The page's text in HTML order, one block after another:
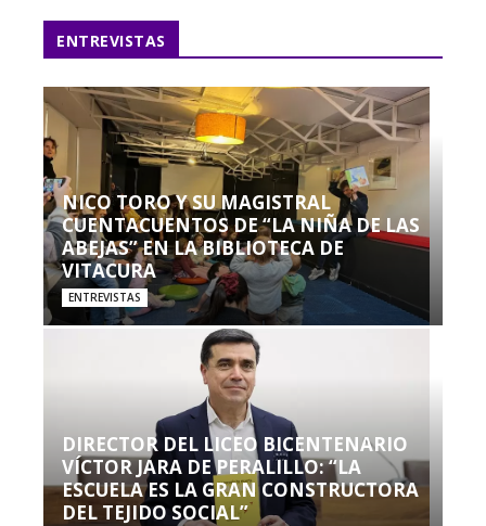
ENTREVISTAS
NICO TORO Y SU MAGISTRAL
CUENTACUENTOS DE “LA NIÑA DE LAS
ABEJAS” EN LA BIBLIOTECA DE
VITACURA
ENTREVISTAS
DIRECTOR DEL LICEO BICENTENARIO
VÍCTOR JARA DE PERALILLO: “LA
ESCUELA ES LA GRAN CONSTRUCTORA
DEL TEJIDO SOCIAL”